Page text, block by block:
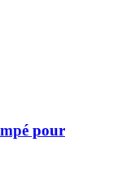
pour